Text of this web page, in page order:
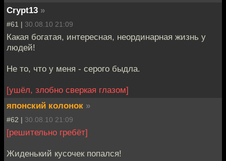
Crypt13 »
#61 | 30.08.10 21:09
Какая богатая, интересная, неординарная жизнь у
людей!
Не то, что у меня - серого быдла.
[ушёл, злобно сверкая глазом]
японский колонок »
#62 | 30.08.10 21:09
[решительно гребёт]
Жиденький кусочек попался!